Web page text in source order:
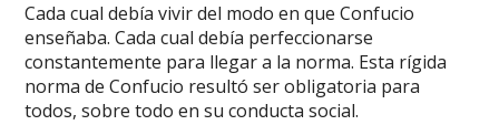
Cada cual debía vivir del modo en que Confucio
enseñaba. Cada cual debía perfeccionarse
constantemente para llegar a la norma. Esta rígida
norma de Confucio resultó ser obligatoria para
todos, sobre todo en su conducta social.